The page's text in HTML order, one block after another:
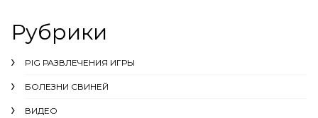
Рубрики
PIG РАЗВЛЕЧЕНИЯ ИГРЫ
БОЛЕЗНИ СВИНЕЙ
ВИДЕО